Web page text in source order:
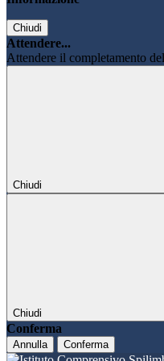
Chiudi
Attendere...
Attendere il completamento
Chiudi
Chiudi
Conferma
Annulla Conferma